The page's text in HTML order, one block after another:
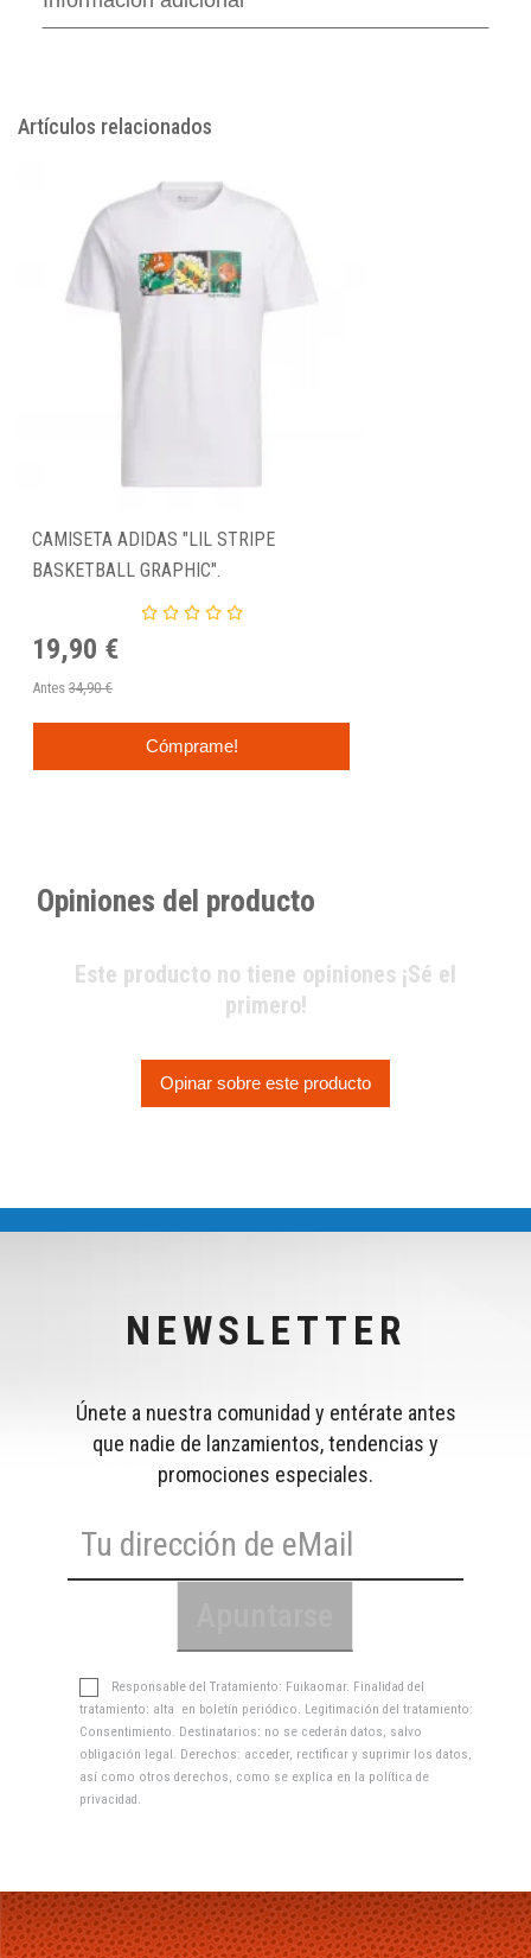
Artículos relacionados
CAMISETA ADIDAS "LIL STRIPE
BASKETBALL GRAPHIC".
19,90 €
Antes 34,90 €
Cómprame!
Opiniones del producto
Este producto no tiene opiniones ¡Sé el
primero!
Opinar sobre este producto
NEWSLETTER
Únete a nuestra comunidad y entérate antes
que nadie de lanzamientos, tendencias y
promociones especiales.
Responsable del Tratamiento: Fuikaomar. Finalidad del
tratamiento: alta en boletín periódico. Legitimación del tratamiento:
Consentimiento. Destinatarios: no se cederán datos, salvo
obligación legal. Derechos: acceder, rectificar y suprimir los datos,
así como otros derechos, como se explica en la política de
privacidad .